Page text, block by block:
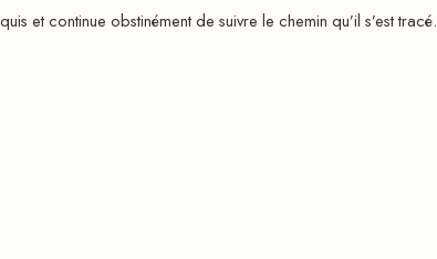
et continue obstinément de suivre le chemin qu’il s’est tracé.